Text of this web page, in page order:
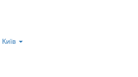
Київ